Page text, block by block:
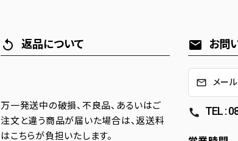
replay 返品について
万一発送中の破損、不良品、あるいはご
注文と違う商品が届いた場合は、返送料
はこちらが負担いたします。
mail お問
メー
call TEL :